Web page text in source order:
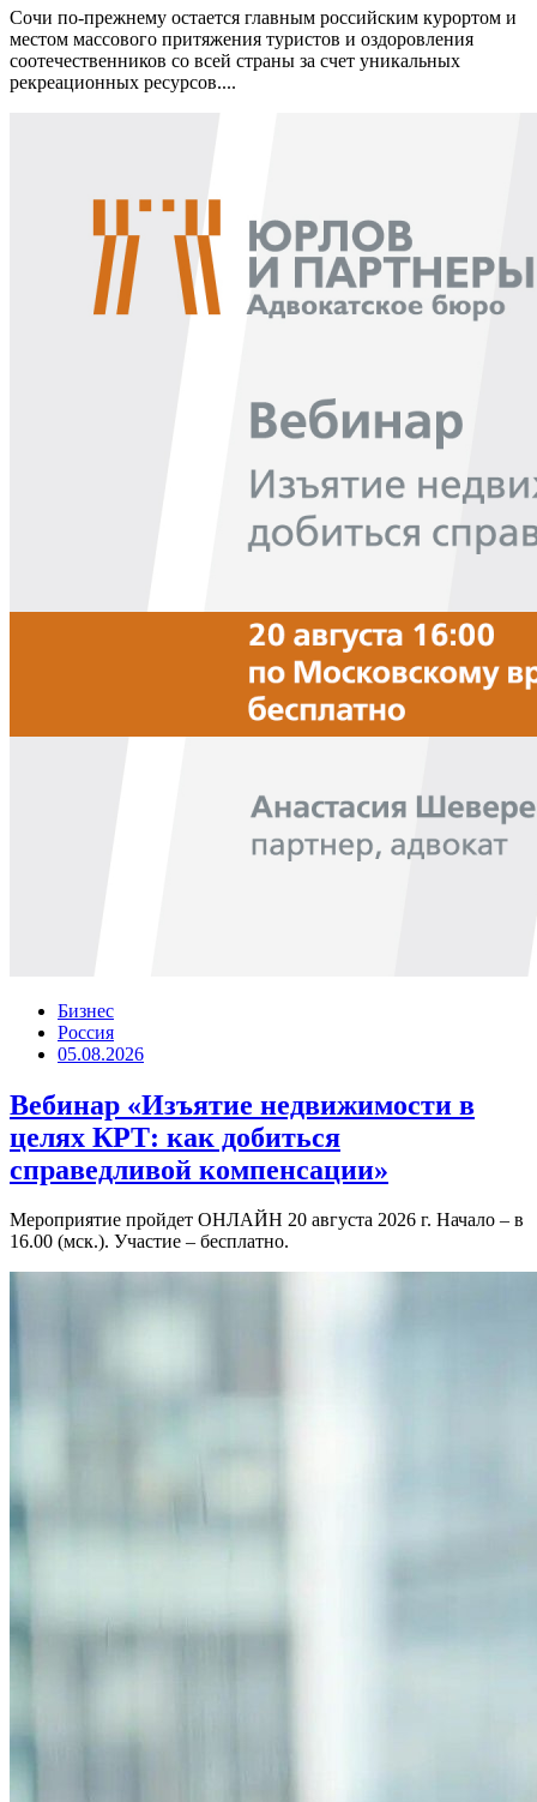
Сочи по-прежнему остается главным российским курортом и
местом массового притяжения туристов и оздоровления
соотечественников со всей страны за счет уникальных
рекреационных ресурсов....
Бизнес
Россия
05.08.2026
Вебинар «Изъятие недвижимости в
целях КРТ: как добиться
справедливой компенсации»
Мероприятие пройдет ОНЛАЙН 20 августа 2026 г. Начало – в
16.00 (мск.). Участие – бесплатно.